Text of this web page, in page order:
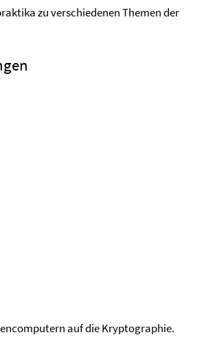
zu verschiedenen Themen der
auf die Kryptographie.